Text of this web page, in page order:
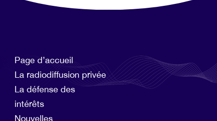
Page d’accueil
La radiodiffusion privée
La défense des
intérêts
Nouvelles